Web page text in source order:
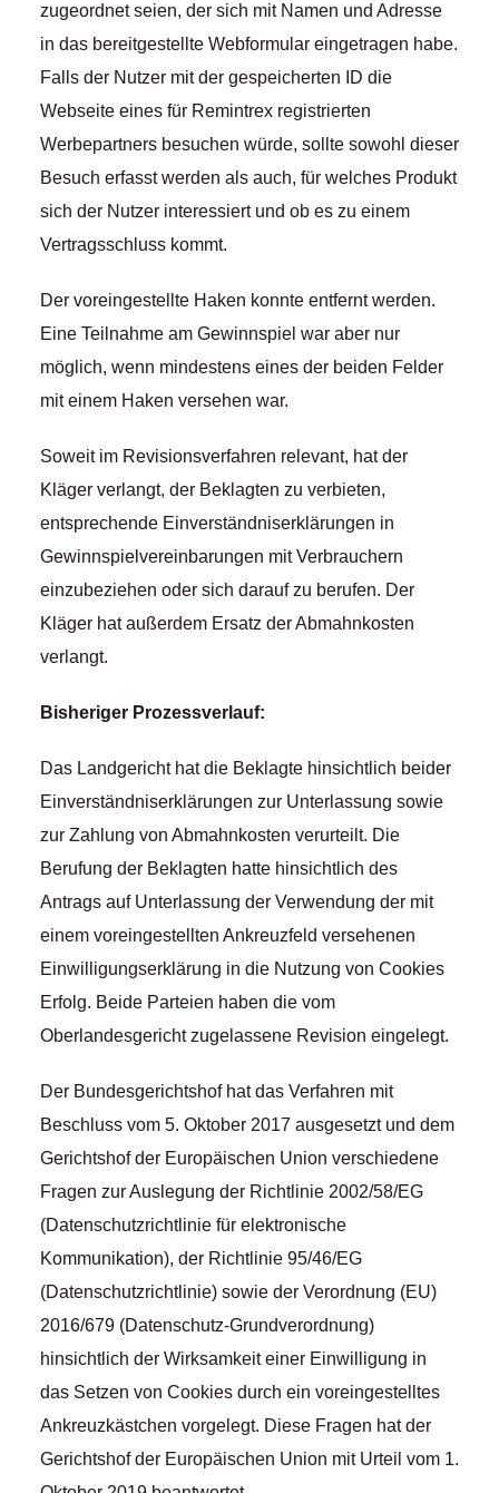
zugeordnet seien, der sich mit Namen und Adresse
in das bereitgestellte Webformular eingetragen habe.
Falls der Nutzer mit der gespeicherten ID die
Webseite eines für Remintrex registrierten
Werbepartners besuchen würde, sollte sowohl dieser
Besuch erfasst werden als auch, für welches Produkt
sich der Nutzer interessiert und ob es zu einem
Vertragsschluss kommt.
Der voreingestellte Haken konnte entfernt werden.
Eine Teilnahme am Gewinnspiel war aber nur
möglich, wenn mindestens eines der beiden Felder
mit einem Haken versehen war.
Soweit im Revisionsverfahren relevant, hat der
Kläger verlangt, der Beklagten zu verbieten,
entsprechende Einverständniserklärungen in
Gewinnspielvereinbarungen mit Verbrauchern
einzubeziehen oder sich darauf zu berufen. Der
Kläger hat außerdem Ersatz der Abmahnkosten
verlangt.
Bisheriger Prozessverlauf:
Das Landgericht hat die Beklagte hinsichtlich beider
Einverständniserklärungen zur Unterlassung sowie
zur Zahlung von Abmahnkosten verurteilt. Die
Berufung der Beklagten hatte hinsichtlich des
Antrags auf Unterlassung der Verwendung der mit
einem voreingestellten Ankreuzfeld versehenen
Einwilligungserklärung in die Nutzung von Cookies
Erfolg. Beide Parteien haben die vom
Oberlandesgericht zugelassene Revision eingelegt.
Der Bundesgerichtshof hat das Verfahren mit
Beschluss vom 5. Oktober 2017 ausgesetzt und dem
Gerichtshof der Europäischen Union verschiedene
Fragen zur Auslegung der Richtlinie 2002/58/EG
(Datenschutzrichtlinie für elektronische
Kommunikation), der Richtlinie 95/46/EG
(Datenschutzrichtlinie) sowie der Verordnung (EU)
2016/679 (Datenschutz-Grundverordnung)
hinsichtlich der Wirksamkeit einer Einwilligung in
das Setzen von Cookies durch ein voreingestelltes
Ankreuzkästchen vorgelegt. Diese Fragen hat der
Gerichtshof der Europäischen Union mit Urteil vom 1.